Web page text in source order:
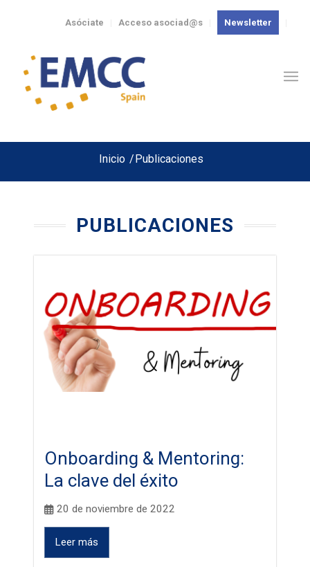
Newsletter
Acceso asociad@s
Asóciate
Inicio /Publicaciones
PUBLICACIONES
Onboarding & Mentoring:
La clave del éxito
20 de noviembre de 2022
Leer más